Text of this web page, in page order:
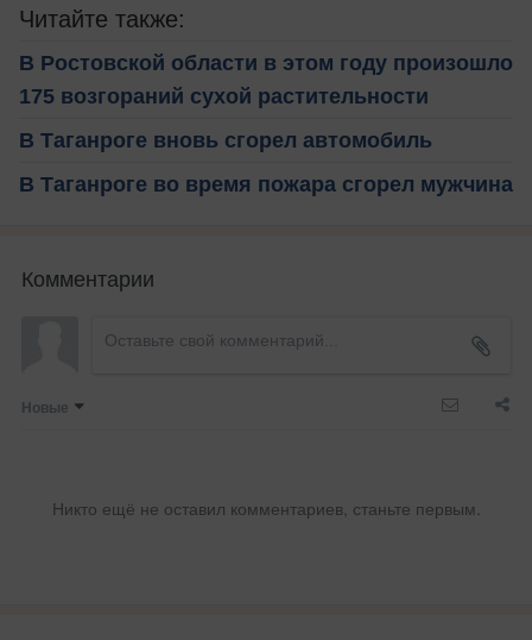
Читайте также:
В Ростовской области в этом году произошло
175 возгораний сухой растительности
В Таганроге вновь сгорел автомобиль
В Таганроге во время пожара сгорел мужчина
Комментарии
Новые
Никто ещё не оставил комментариев, станьте первым.